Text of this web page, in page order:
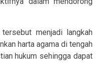
menjadi langkah
harta agama di tengah
hukum sehingga dapat